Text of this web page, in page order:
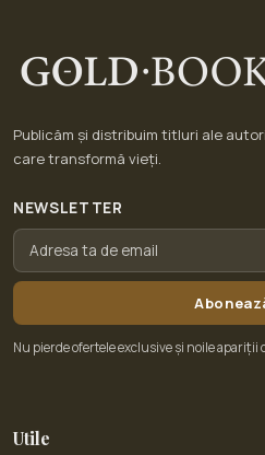
Publicăm și distribuim titluri ale
care transformă vieți.
NEWSLETTER
Nu pierde ofertele exclusive și noile apariții
Utile